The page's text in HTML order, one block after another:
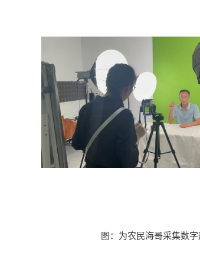
图：为农民海哥采集数字